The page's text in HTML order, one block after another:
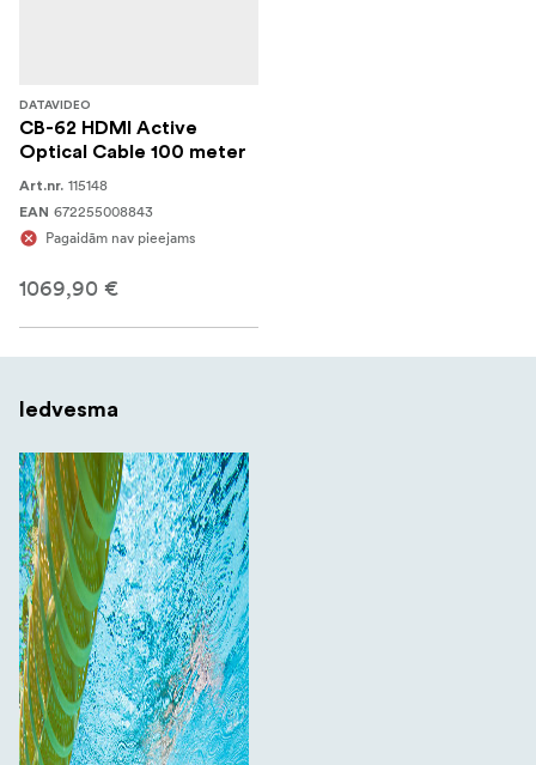
DATAVIDEO
CB-62 HDMI Active
Optical Cable 100 meter
Art.nr. 115148
EAN 672255008843
Pagaidām nav pieejams
1069,90 €
Iedvesma